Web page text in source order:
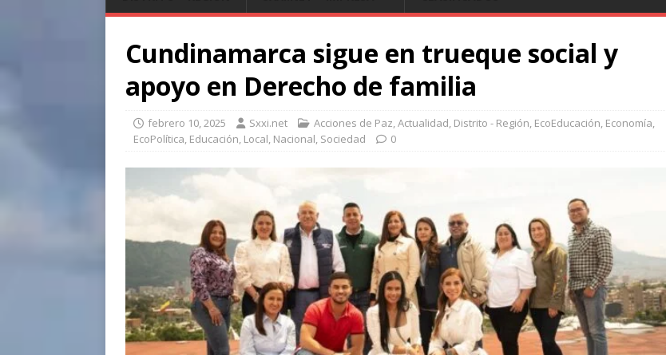
Cundinamarca sigue en trueque social y
apoyo en Derecho de familia
febrero 10, 2025 Sxxi.net Acciones de Paz,Actualidad, Distrito - Región, EcoEducación, Economía,
EcoPolítica, Educación, Local, Nacional, Sociedad 0